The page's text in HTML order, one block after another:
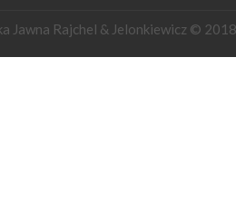
Jawna Rajchel & Jelonkiewicz ©